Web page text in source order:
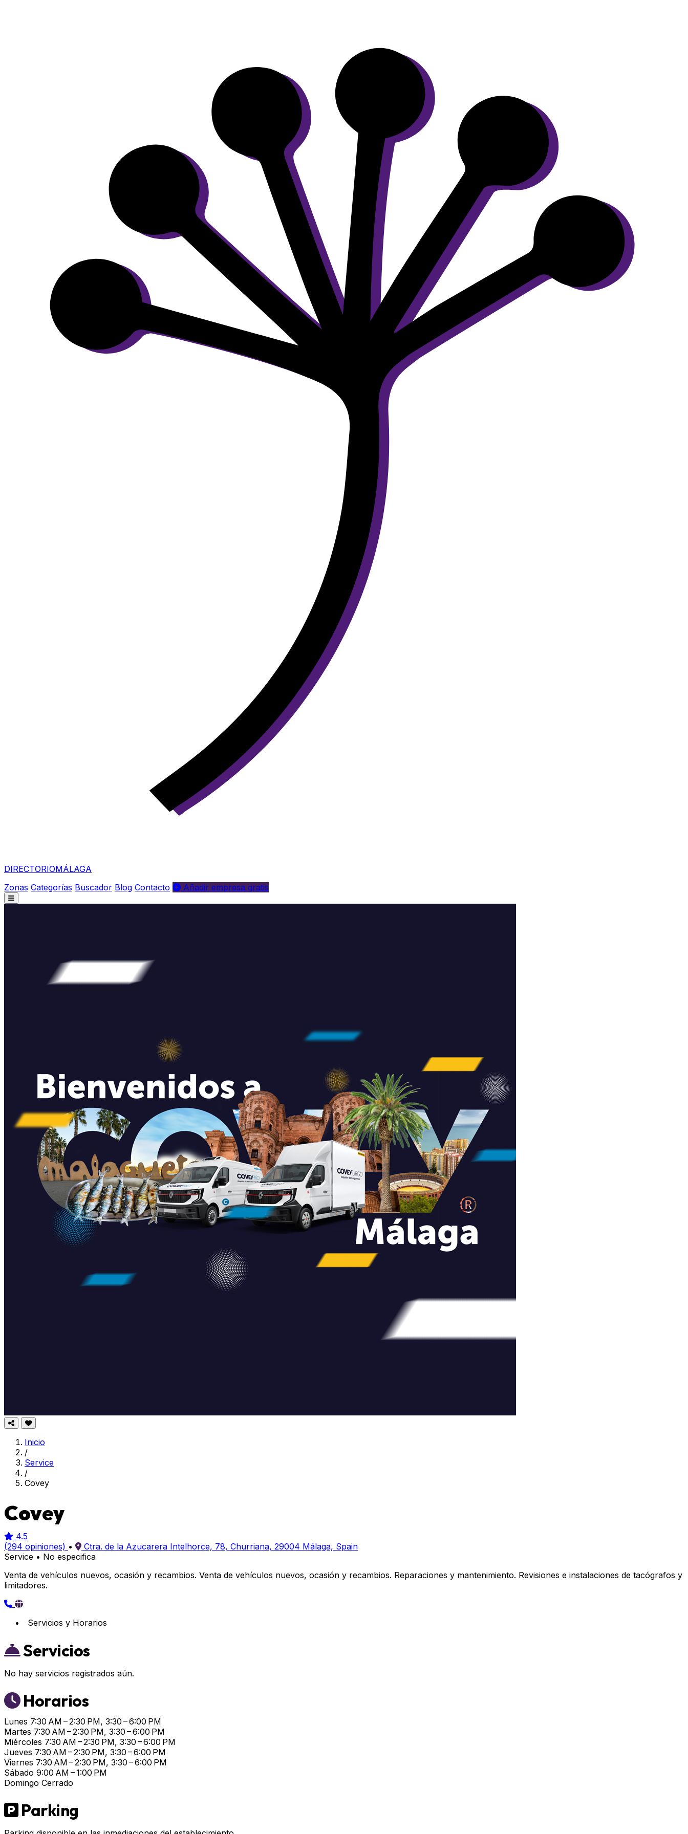
DIRECTORIOMÁLAGA
Zonas Categorías Buscador Blog Contacto Añadir empresa gratis
Inicio
/
Service
/
Covey
Covey
4.5
(294 opiniones) •
Ctra. de la Azucarera Intelhorce, 78, Churriana, 29004 Málaga, Spain
Service • No especifica
Venta de vehículos nuevos, ocasión y recambios. Venta de vehículos nuevos, ocasión y recambios. Reparaciones y mantenimiento. Revisiones e instalaciones de tacógrafos y
limitadores.
Servicios y Horarios
Servicios
No hay servicios registrados aún.
Horarios
Lunes 7:30 AM – 2:30 PM, 3:30 – 6:00 PM
Martes 7:30 AM – 2:30 PM, 3:30 – 6:00 PM
Miércoles 7:30 AM – 2:30 PM, 3:30 – 6:00 PM
Jueves 7:30 AM – 2:30 PM, 3:30 – 6:00 PM
Viernes 7:30 AM – 2:30 PM, 3:30 – 6:00 PM
Sábado 9:00 AM – 1:00 PM
Domingo Cerrado
Parking